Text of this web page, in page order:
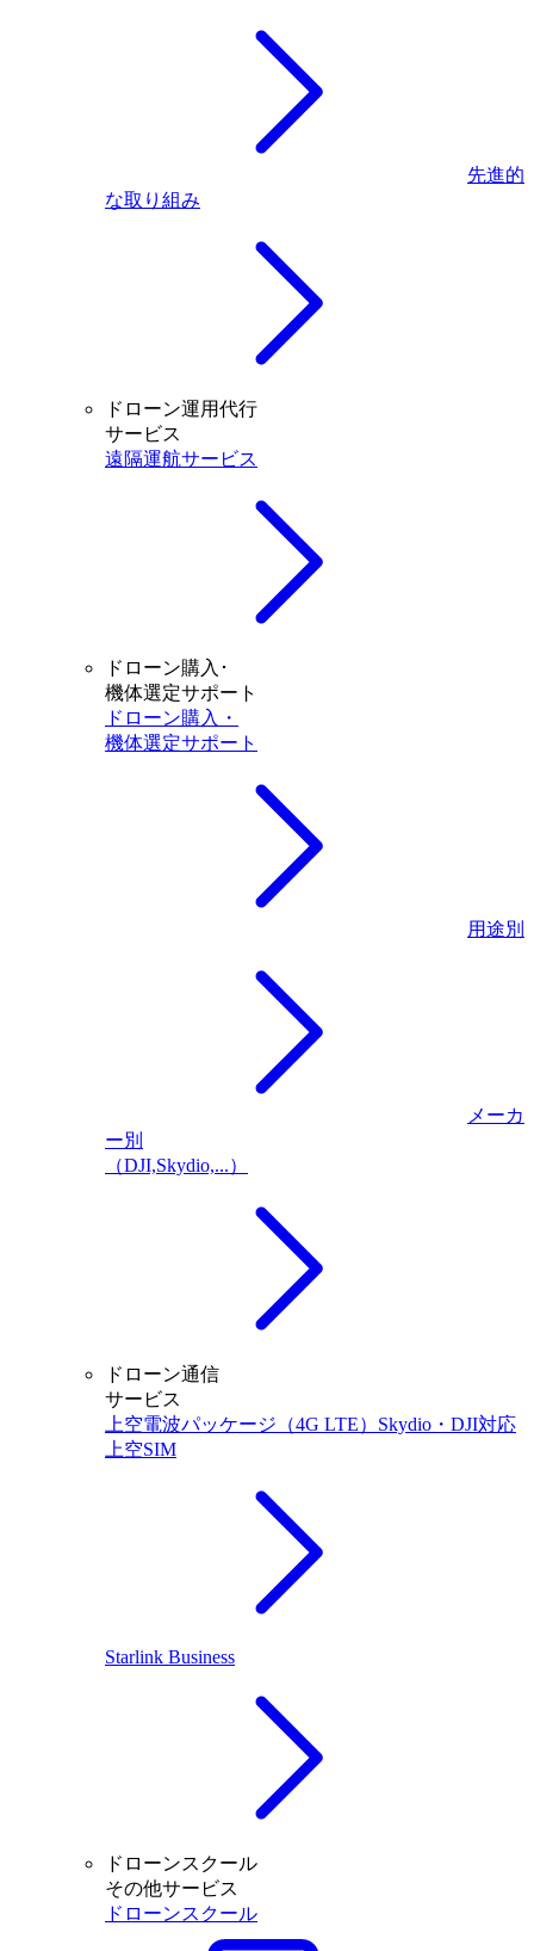
先進的
な取り組み
ドローン運用代行
サービス
遠隔運航サービス
ドローン購入･
機体選定サポート
ドローン購入・
機体選定サポート
用途別
メーカ
ー別
（DJI,Skydio,...）
ドローン通信
サービス
上空電波パッケージ（4G LTE）Skydio・DJI対応
上空SIM
Starlink Business
ドローンスクール
その他サービス
ドローンスクール